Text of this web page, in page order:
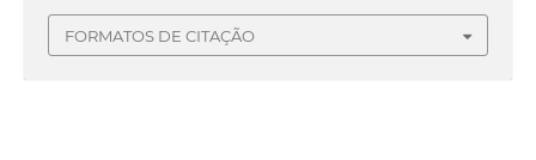
FORMATOS DE CITAÇÃO